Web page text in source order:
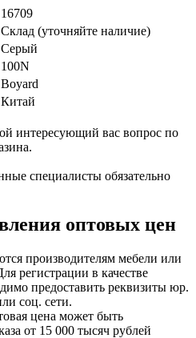
16709
Склад (уточняйте наличие)
Серый
100N
Boyard
Китай
интересующий вас вопрос по
специалисты обязательно
оптовых цен
производителям мебели или
регистрации в качестве
предоставить реквизиты юр.
соц. сети.
цена может быть
от 15 000 тысяч рублей